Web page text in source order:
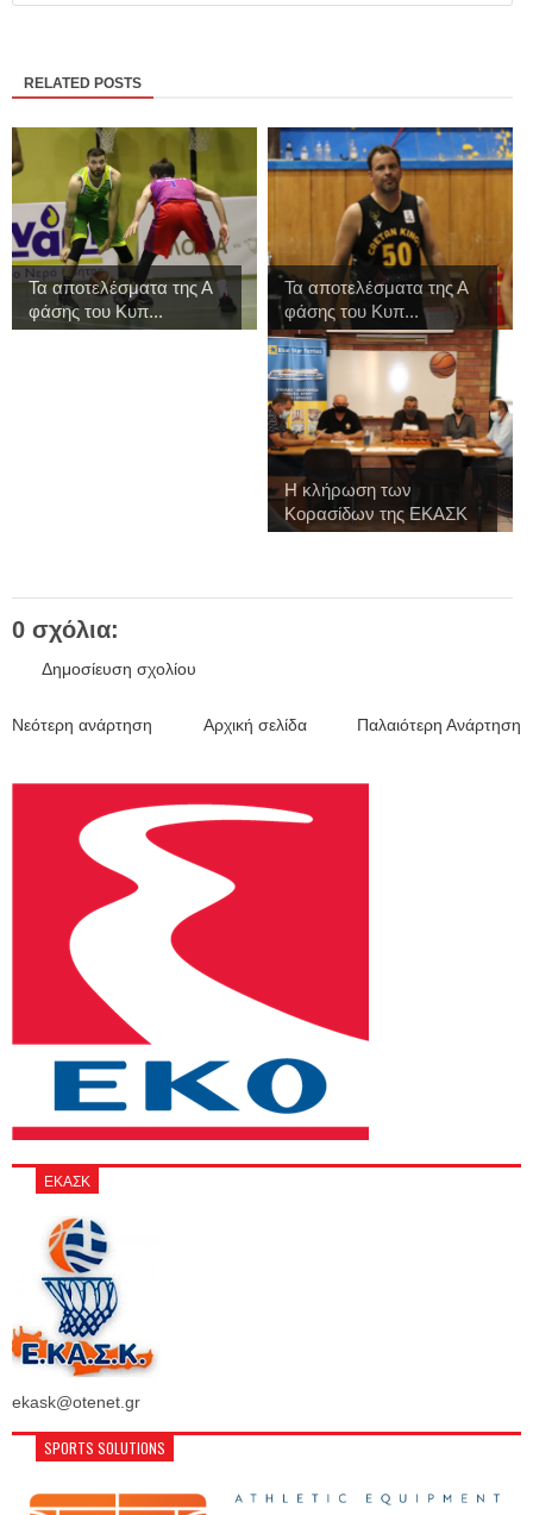
RELATED POSTS
Τα αποτελέσματα της Α
φάσης του Κυπ...
Τα αποτελέσματα της Α
φάσης του Κυπ...
Η κλήρωση των
Κορασίδων της ΕΚΑΣΚ
γ...
0 σχόλια:
Δημοσίευση σχολίου
Νεότερη ανάρτηση Παλαιότερη Ανάρτηση
Αρχική σελίδα
ΕΚΑΣΚ
ekask@otenet.gr
SPORTS SOLUTIONS